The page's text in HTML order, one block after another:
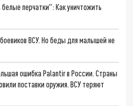
перчатки": Как уничтожить
ВСУ. Но беды для малышей не
ошибка Palantir в России. Страны
поставки оружия. ВСУ теряют